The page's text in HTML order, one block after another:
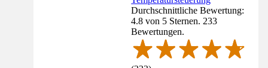
Durchschnittliche Bewertung:
4.8 von 5 Sternen. 233
Bewertungen.